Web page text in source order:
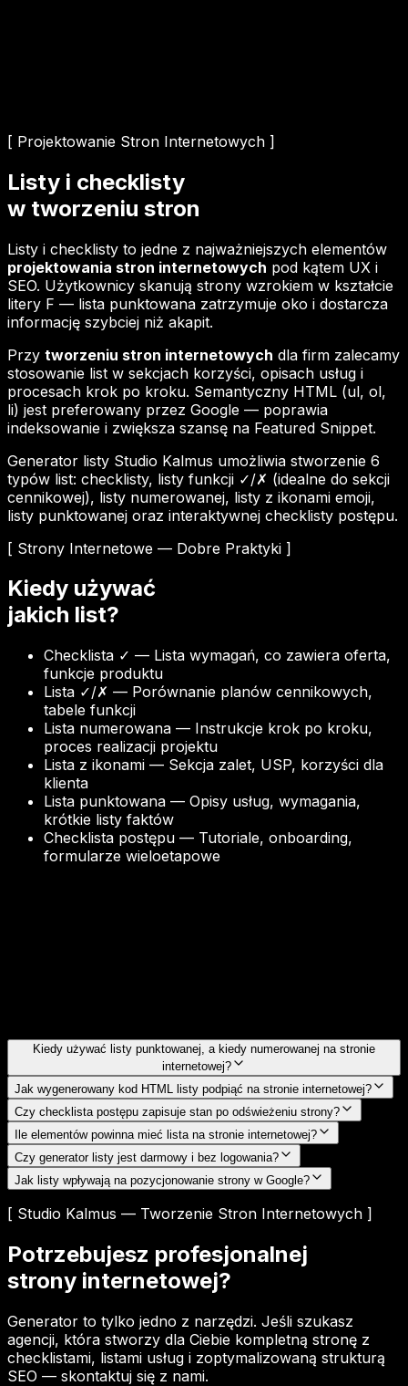
[ Projektowanie Stron Internetowych ]
Listy i checklisty
w tworzeniu stron
Listy i checklisty to jedne z najważniejszych elementów
projektowania stron internetowych pod kątem UX i
SEO. Użytkownicy skanują strony wzrokiem w kształcie
litery F — lista punktowana zatrzymuje oko i dostarcza
informację szybciej niż akapit.
Przy tworzeniu stron internetowych dla firm zalecamy
stosowanie list w sekcjach korzyści, opisach usług i
procesach krok po kroku. Semantyczny HTML (ul, ol,
li) jest preferowany przez Google — poprawia
indeksowanie i zwiększa szansę na Featured Snippet.
Generator listy Studio Kalmus umożliwia stworzenie 6
typów list: checklisty, listy funkcji ✓/✗ (idealne do sekcji
cennikowej), listy numerowanej, listy z ikonami emoji,
listy punktowanej oraz interaktywnej checklisty postępu.
[ Strony Internetowe — Dobre Praktyki ]
Kiedy używać
jakich list?
Checklista ✓ — Lista wymagań, co zawiera oferta,
funkcje produktu
Lista ✓/✗ — Porównanie planów cennikowych,
tabele funkcji
Lista numerowana — Instrukcje krok po kroku,
proces realizacji projektu
Lista z ikonami — Sekcja zalet, USP, korzyści dla
klienta
Lista punktowana — Opisy usług, wymagania,
krótkie listy faktów
Checklista postępu — Tutoriale, onboarding,
formularze wieloetapowe
Kiedy używać listy punktowanej, a kiedy numerowanej na stronie
internetowej?
Jak wygenerowany kod HTML listy podpiąć na stronie internetowej?
Czy checklista postępu zapisuje stan po odświeżeniu strony?
Ile elementów powinna mieć lista na stronie internetowej?
Czy generator listy jest darmowy i bez logowania?
Jak listy wpływają na pozycjonowanie strony w Google?
[ Studio Kalmus — Tworzenie Stron Internetowych ]
Potrzebujesz profesjonalnej
strony internetowej?
Generator to tylko jedno z narzędzi. Jeśli szukasz
agencji, która stworzy dla Ciebie kompletną stronę z
checklistami, listami usług i zoptymalizowaną strukturą
SEO — skontaktuj się z nami.